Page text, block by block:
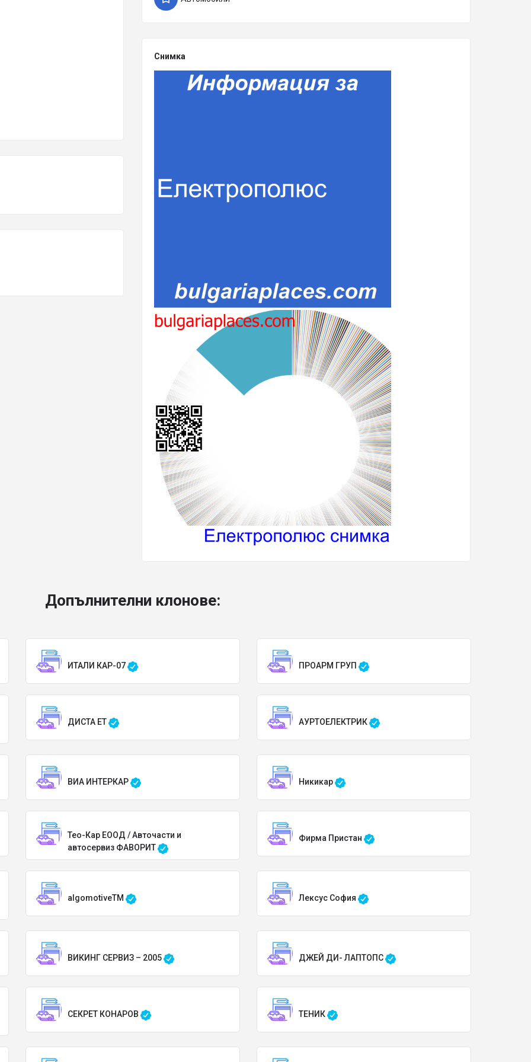
Снимка
Допълнителни клонове:
ИТАЛИ КАР-07 ПРОАРМ ГРУП
ДИСТА ЕТ АУРТОЕЛЕКТРИК
ВИА ИНТЕРКАР Никикар
Тео-Кар ЕООД / Авточасти и
автосервиз ФАВОРИТ
Фирма Пристан
algomotiveTM Лексус София
ВИКИНГ СЕРВИЗ – 2005 ДЖЕЙ ДИ- ЛАПТОПС
СЕКРЕТ КОНАРОВ ТЕНИК